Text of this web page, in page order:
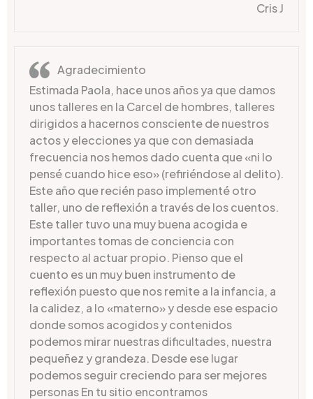
Cris J
Agradecimiento
Estimada Paola, hace unos años ya que damos
unos talleres en la Carcel de hombres, talleres
dirigidos a hacernos consciente de nuestros
actos y elecciones ya que con demasiada
frecuencia nos hemos dado cuenta que «ni lo
pensé cuando hice eso» (refiriéndose al delito).
Este año que recién paso implementé otro
taller, uno de reflexión a través de los cuentos.
Este taller tuvo una muy buena acogida e
importantes tomas de conciencia con
respecto al actuar propio. Pienso que el
cuento es un muy buen instrumento de
reflexión puesto que nos remite a la infancia, a
la calidez, a lo «materno» y desde ese espacio
donde somos acogidos y contenidos
podemos mirar nuestras dificultades, nuestra
pequeñez y grandeza. Desde ese lugar
podemos seguir creciendo para ser mejores
personas En tu sitio encontramos